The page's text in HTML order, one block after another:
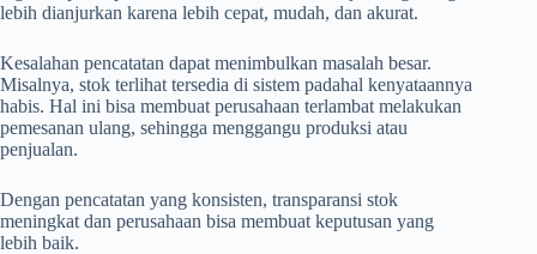
lebih dianjurkan karena lebih cepat, mudah, dan akurat.
Kesalahan pencatatan dapat menimbulkan masalah besar.
Misalnya, stok terlihat tersedia di sistem padahal kenyataannya
habis. Hal ini bisa membuat perusahaan terlambat melakukan
pemesanan ulang, sehingga menggangu produksi atau
penjualan.
Dengan pencatatan yang konsisten, transparansi stok
meningkat dan perusahaan bisa membuat keputusan yang
lebih baik.